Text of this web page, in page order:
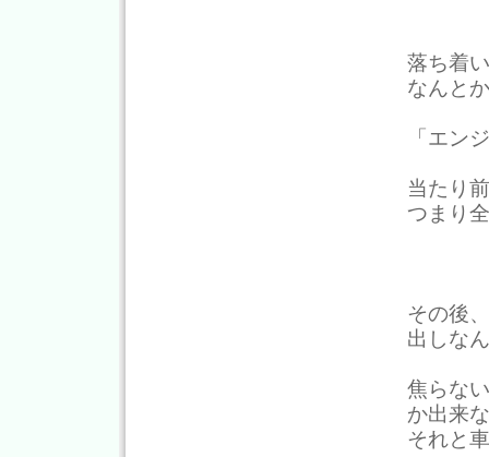
落ち着
なんと
「エ
当たり
つまり
その後
出しな
焦らな
か出来
それと